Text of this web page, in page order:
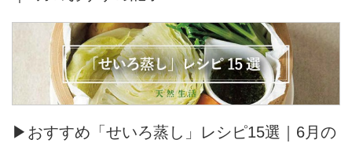
▶おすすめ「せいろ蒸し」レシピ15選｜6月の